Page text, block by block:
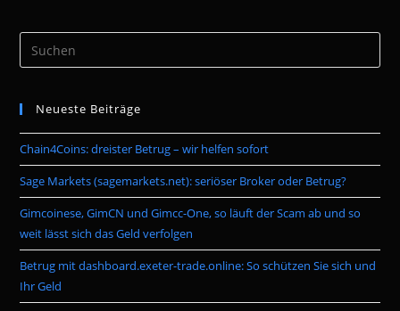
Neueste Beiträge
Chain4Coins: dreister Betrug – wir helfen sofort
Sage Markets (sagemarkets.net): seriöser Broker oder Betrug?
Gimcoinese, GimCN und Gimcc-One, so läuft der Scam ab und so
weit lässt sich das Geld verfolgen
Betrug mit dashboard.exeter-trade.online: So schützen Sie sich und
Ihr Geld